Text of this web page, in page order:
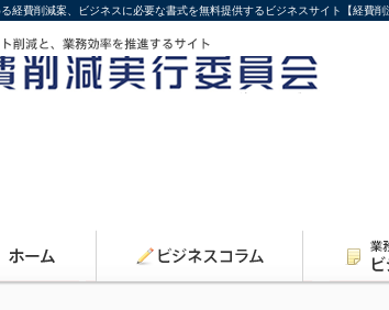
経費削減案、ビジネスに必要な書式を無料提供するビジネスサイト【経費削